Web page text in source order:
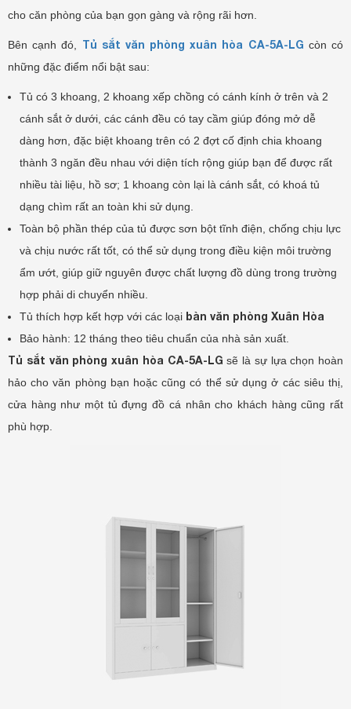
cho căn phòng của bạn gọn gàng và rộng rãi hơn.
Bên cạnh đó, Tủ sắt văn phòng xuân hòa CA-5A-LG còn có
những đặc điểm nổi bật sau:
Tủ có 3 khoang, 2 khoang xếp chồng có cánh kính ở trên và 2
cánh sắt ở dưới, các cánh đều có tay cầm giúp đóng mở dễ
dàng hơn, đặc biệt khoang trên có 2 đợt cố định chia khoang
thành 3 ngăn đều nhau với diện tích rộng giúp bạn để được rất
nhiều tài liệu, hồ sơ; 1 khoang còn lại là cánh sắt, có khoá tủ
dạng chìm rất an toàn khi sử dụng.
Toàn bộ phần thép của tủ được sơn bột tĩnh điện, chống chịu lực
và chịu nước rất tốt, có thể sử dụng trong điều kiện môi trường
ẩm ướt, giúp giữ nguyên được chất lượng đồ dùng trong trường
hợp phải di chuyển nhiều.
Tủ thích hợp kết hợp với các loại bàn văn phòng Xuân Hòa
Bảo hành: 12 tháng theo tiêu chuẩn của nhà sản xuất.
Tủ sắt văn phòng xuân hòa CA-5A-LG sẽ là sự lựa chọn hoàn
hảo cho văn phòng bạn hoặc cũng có thể sử dụng ở các siêu thị,
cửa hàng như một tủ đựng đồ cá nhân cho khách hàng cũng rất
phù hợp.